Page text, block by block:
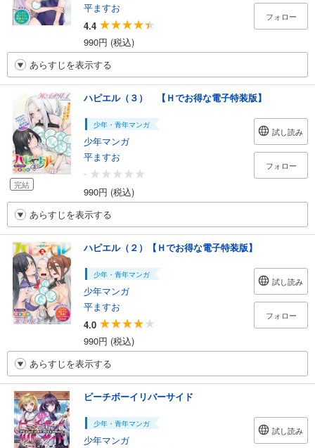
平ますお
4.4
990円 (税込)
フォロー
あらすじを表示する
完結
ハピエル（３） 【Ｈでお得な電子特装版】
少年・青年マンガ
少年マンガ
平ますお
-
990円 (税込)
試し読み
フォロー
あらすじを表示する
ハピエル（２）【Ｈでお得な電子特装版】
少年・青年マンガ
少年マンガ
平ますお
4.0
990円 (税込)
試し読み
フォロー
あらすじを表示する
ピーチボーイリバーサイド
少年・青年マンガ
少年マンガ
試し読み